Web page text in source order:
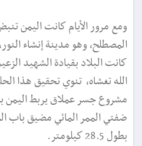
ومع مرور الأيام كانت اليمن
المصطلح، وهو مدينة إنشاء
كانت البلاد بقيادة الشهيد
الله تغشاه، تنوي تحقيق هذا
مشروع جسر عملاق يربط اليمن
ضفتي الممر المائي مضيق باب
بطول 28.5 كيلومتر.